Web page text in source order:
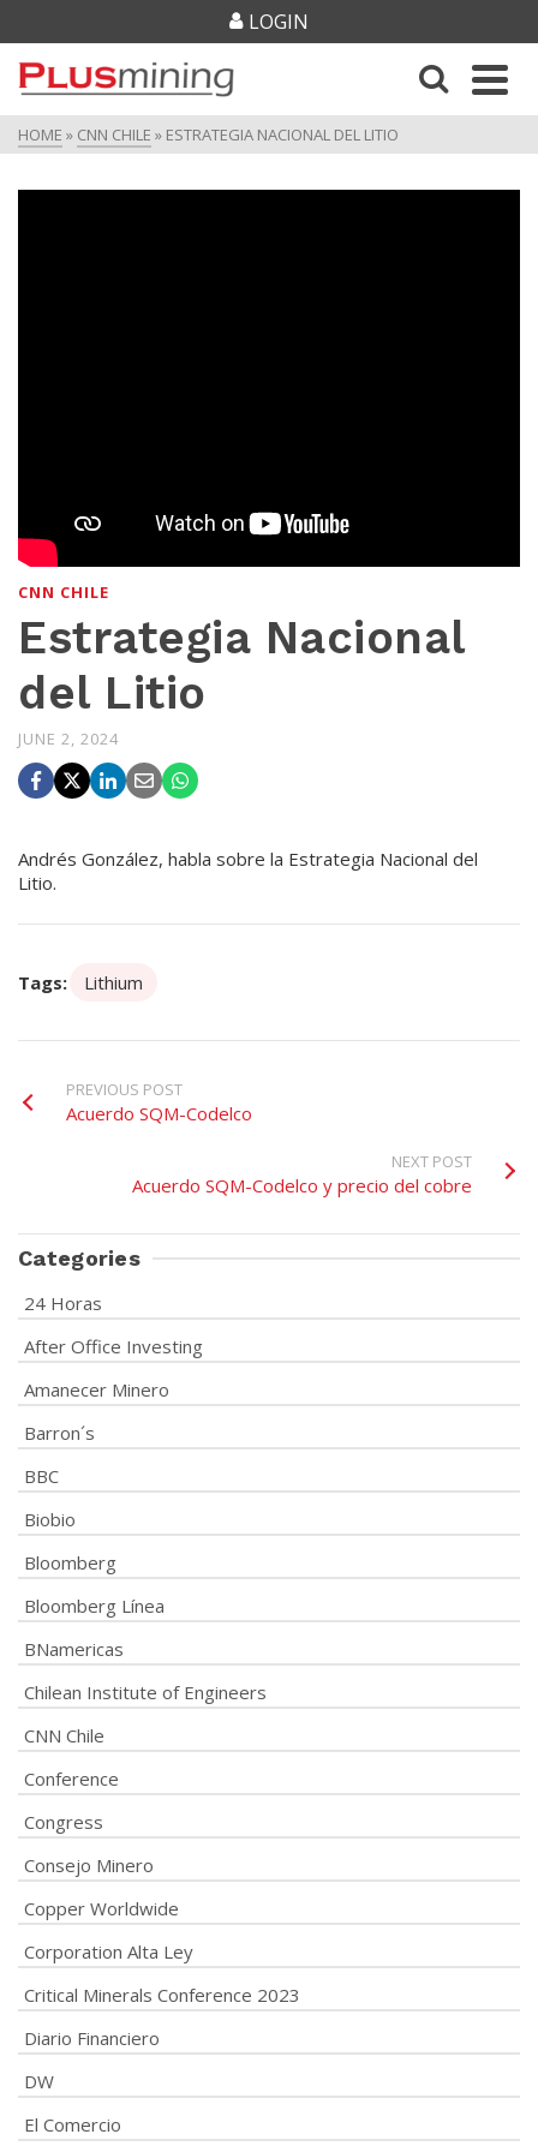
LOGIN
HOME » CNN CHILE » ESTRATEGIA NACIONAL DEL LITIO
CNN CHILE
Estrategia Nacional
del Litio
JUNE 2, 2024
Andrés González, habla sobre la Estrategia Nacional del
Litio.
Tags: Lithium
PREVIOUS POST
Acuerdo SQM-Codelco
NEXT POST
Acuerdo SQM-Codelco y precio del cobre
Categories
24 Horas
After Office Investing
Amanecer Minero
Barron´s
BBC
Biobio
Bloomberg
Bloomberg Línea
BNamericas
Chilean Institute of Engineers
CNN Chile
Conference
Congress
Consejo Minero
Copper Worldwide
Corporation Alta Ley
Critical Minerals Conference 2023
Diario Financiero
DW
El Comercio